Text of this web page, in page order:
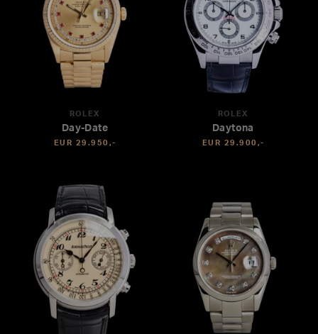
ROLEX
Day-Date
EUR 29.950,-
ROLEX
Daytona
EUR 29.900,-